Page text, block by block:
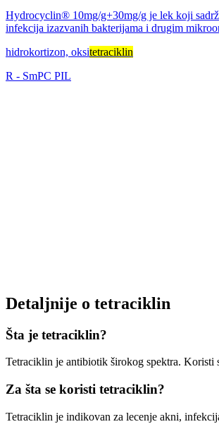
Hydrocyclin® 10mg/g+30mg/g je lek koji
infekcija izazvanih bakterijama i drugim
hidrokortizon, oksitetraciklin
R - SmPC PIL
Detaljnije o tetraciklin
Šta je tetraciklin?
Tetraciklin je antibiotik širokog spektra. Koristi
Za šta se koristi tetraciklin?
Tetraciklin je indikovan za lecenje akni,